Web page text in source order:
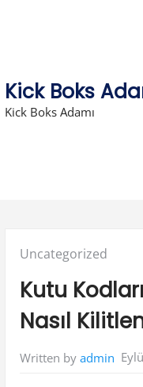
Kick Boks
Kick Boks Adamı
Posted
Uncategorized
Kutu
Nasıl
Written by admin